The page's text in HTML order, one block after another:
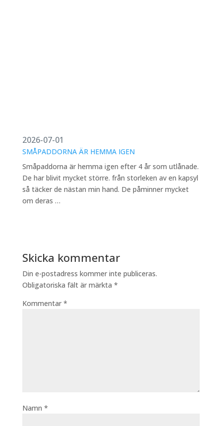
2026-07-01
SMÅPADDORNA ÄR HEMMA IGEN
Småpaddorna är hemma igen efter 4 år som utlånade.
De har blivit mycket större. från storleken av en kapsyl
så täcker de nästan min hand. De påminner mycket
om deras …
Skicka kommentar
Din e-postadress kommer inte publiceras.
Obligatoriska fält är märkta *
Kommentar *
Namn *